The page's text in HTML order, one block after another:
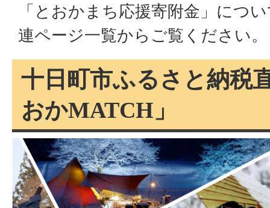
「とおかまち応援寄附金」につ
連ページ一覧からご覧ください。
十日町市ふるさと納税
おかMATCH」